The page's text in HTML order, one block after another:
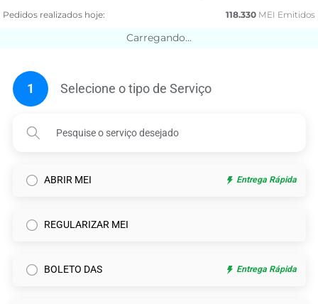
Pedidos realizados hoje: 118.330МЕI Emitidos
Carregando...
1 Selecione o tipo de Serviço
ABRIR MEI Entrega Rápida
REGULARIZAR MEI
BOLETO DAS Entrega Rápida